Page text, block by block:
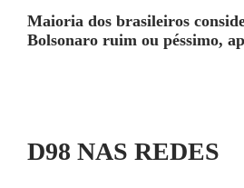
Maioria dos brasileiros
Bolsonaro ruim ou péssimo,
D98 NAS REDES